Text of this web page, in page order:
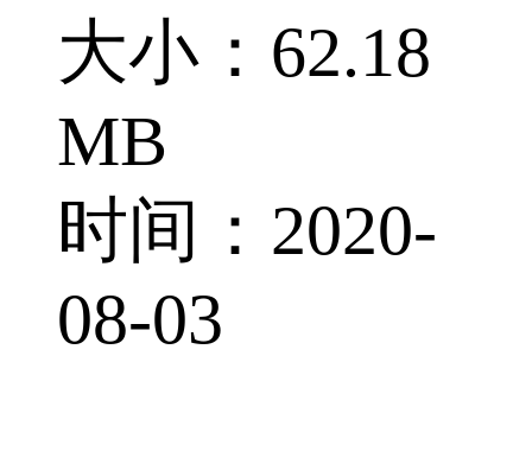
大小：62.18
MB
时间：2020-
08-03